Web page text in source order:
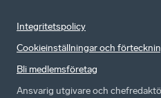
Integritetspolicy
Cookieinställningar och
Bli medlemsföretag
Ansvarig utgivare och